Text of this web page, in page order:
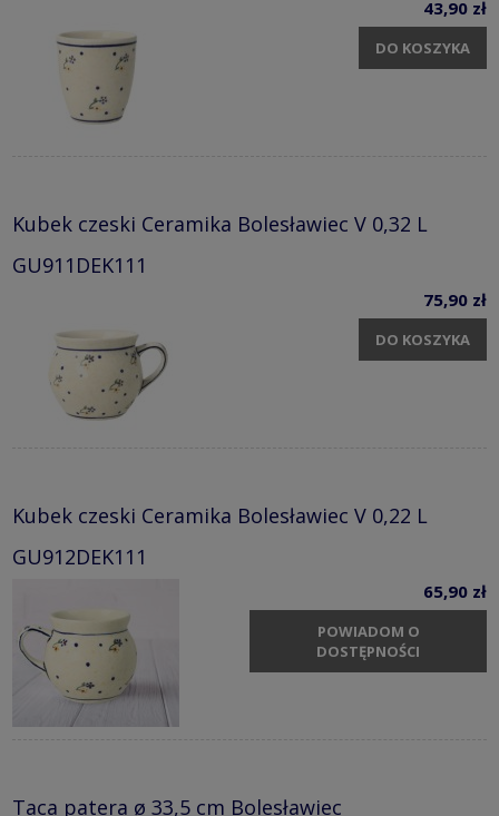
43,90 zł
DO KOSZYKA
Kubek czeski Ceramika Bolesławiec V 0,32 L
GU911DEK111
75,90 zł
DO KOSZYKA
Kubek czeski Ceramika Bolesławiec V 0,22 L
GU912DEK111
65,90 zł
POWIADOM O
DOSTĘPNOŚCI
Taca patera ø 33,5 cm Bolesławiec